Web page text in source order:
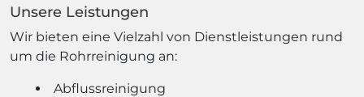
Unsere Leistungen
Wir bieten eine Vielzahl von Dienstleistungen rund
um die Rohrreinigung an:
Abflussreinigung